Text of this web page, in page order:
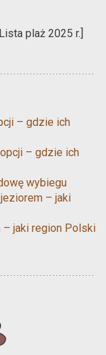
plaż 2025 r.]
– gdzie ich
– gdzie ich
wybiegu
– jaki
– jaki region Polski